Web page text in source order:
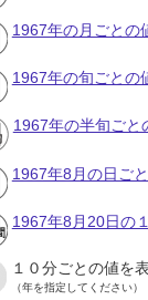
1967年の月ごとの
1967年の旬ごとの
1967年の半旬ごと
1967年8月の日ご
1967年8月20日の
１０分ごとの値を
（年を指定してください）